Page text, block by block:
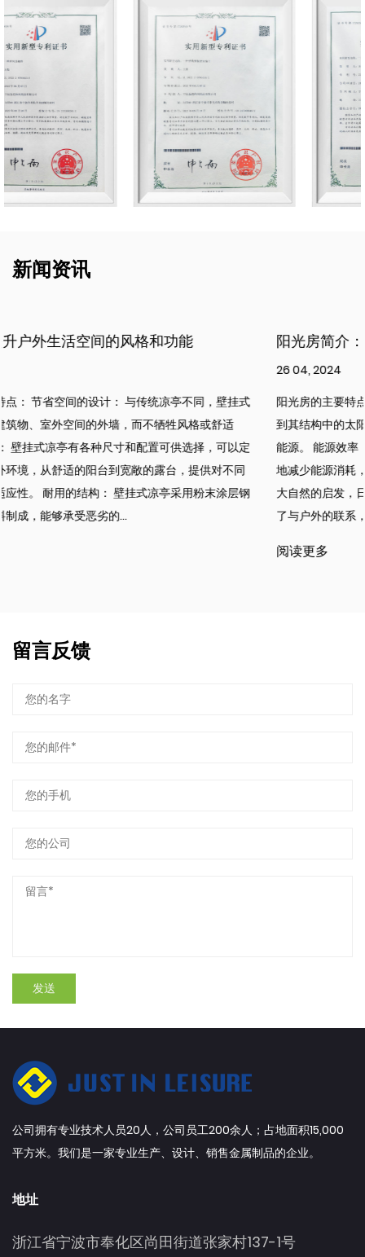
新闻资讯
阳光房简介：城市生活的可持续创新
阳光房的主要特点： 太阳能集成： 每个日光浴室都配备了无缝集成
到其结构中的太阳能电池板，使居民能够在家中产生清洁的可再生
能源。 能源效率： 凭借先进的隔热和节能设备，日光浴室很大限度
地减少能源消耗，降低公用事业成本和碳足迹。 亲自然设计： 受到
大自然的启发，日光浴室融入了丰富的绿色植物和自然元素，促进
了与户外的联系，促进了健康和福祉。...
留言反馈
公司拥有专业技术人员20人，公司员工200余人；占地面积15,000
平方米。我们是一家专业生产、设计、销售金属制品的企业。
地址
浙江省宁波市奉化区尚田街道张家村137-1号